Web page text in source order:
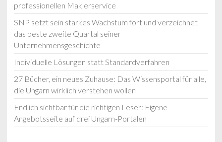
professionellen Maklerservice
SNP setzt sein starkes Wachstum fort und verzeichnet
das beste zweite Quartal seiner
Unternehmensgeschichte
Individuelle Lösungen statt Standardverfahren
27 Bücher, ein neues Zuhause: Das Wissensportal für alle,
die Ungarn wirklich verstehen wollen
Endlich sichtbar für die richtigen Leser: Eigene
Angebotsseite auf drei Ungarn-Portalen